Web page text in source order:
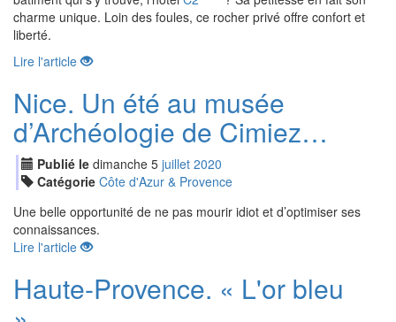
charme unique. Loin des foules, ce rocher privé offre confort et
liberté.
Lire l'article
Nice. Un été au musée
d’Archéologie de Cimiez…
Publié le dimanche 5 juillet 2020
Catégorie Côte d'Azur & Provence
Une belle opportunité de ne pas mourir idiot et d’optimiser ses
connaissances.
Lire l'article
Haute-Provence. « L'or bleu